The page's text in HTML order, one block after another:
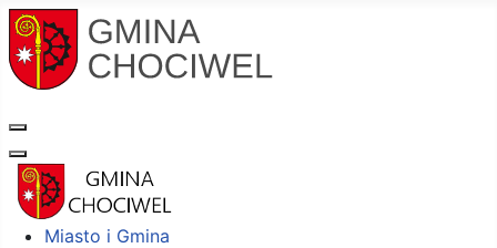
Miasto i Gmina